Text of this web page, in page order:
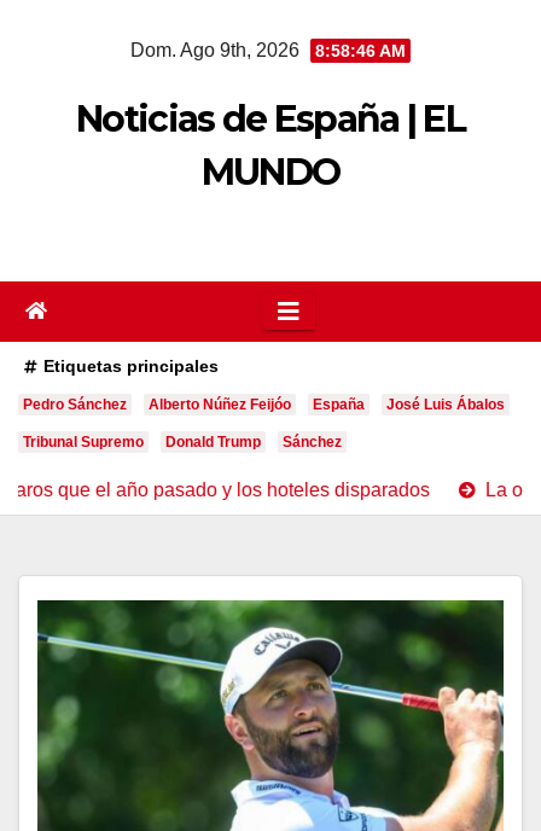
Dom. Ago 9th, 2026 8:58:48 AM
Noticias de España | EL
MUNDO
Etiquetas principales
Pedro Sánchez Alberto Núñez Feijóo España José Luis Ábalos
Tribunal Supremo Donald Trump Sánchez
pasado y los hoteles disparados La oleada de